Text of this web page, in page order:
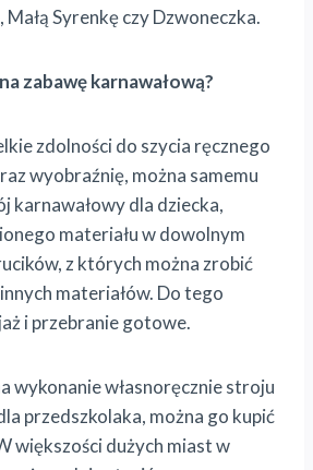
Małą Syrenkę czy Dzwoneczka.
zabawę karnawałową?
zdolności do szycia ręcznego
wyobraźnię, można samemu
karnawałowy dla dziecka,
materiału w dowolnym
z których można zrobić
materiałów. Do tego
i przebranie gotowe.
wykonanie własnoręcznie stroju
przedszkolaka, można go kupić
większości dużych miast w